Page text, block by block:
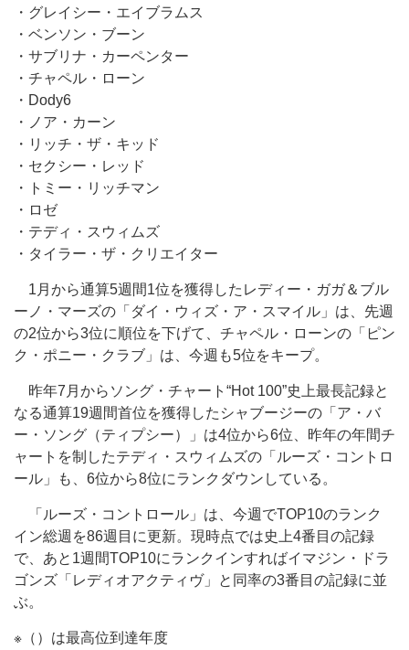
・グレイシー・エイブラムス
・ベンソン・ブーン
・サブリナ・カーペンター
・チャペル・ローン
・Dody6
・ノア・カーン
・リッチ・ザ・キッド
・セクシー・レッド
・トミー・リッチマン
・ロゼ
・テディ・スウィムズ
・タイラー・ザ・クリエイター
1月から通算5週間1位を獲得したレディー・ガガ＆ブル
ーノ・マーズの「ダイ・ウィズ・ア・スマイル」は、先週
の2位から3位に順位を下げて、チャペル・ローンの「ピン
ク・ポニー・クラブ」は、今週も5位をキープ。
昨年7月からソング・チャート“Hot 100”史上最長記録と
なる通算19週間首位を獲得したシャブージーの「ア・バ
ー・ソング（ティプシー）」は4位から6位、昨年の年間チ
ャートを制したテディ・スウィムズの「ルーズ・コントロ
ール」も、6位から8位にランクダウンしている。
「ルーズ・コントロール」は、今週でTOP10のランク
イン総週を86週目に更新。現時点では史上4番目の記録
で、あと1週間TOP10にランクインすればイマジン・ドラ
ゴンズ「レディオアクティヴ」と同率の3番目の記録に並
ぶ。
※（）は最高位到達年度